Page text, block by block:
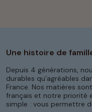
synthétique, issu
écologique, mais il
Nos produits en
latex naturelsont
nocives et sont
sans affaissement
Une histoire de
Depuis 4 générations,
durables qu’agréables
France. Nos matières
français et notre priorité
simple : vous permettre